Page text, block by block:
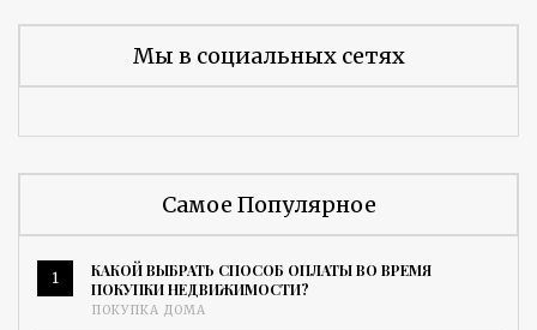
Мы в социальных сетях
Самое Популярное
1
КАКОЙ ВЫБРАТЬ СПОСОБ ОПЛАТЫ ВО ВРЕМЯ
ПОКУПКИ НЕДВИЖИМОСТИ?
ПОКУПКА ДОМА